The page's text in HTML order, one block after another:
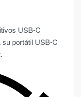
USB-C
portátil USB-C